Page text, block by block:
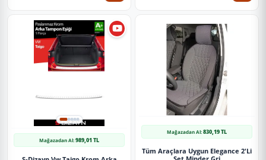
Mağazadan Al:989,01 TL
Mağazadan Al:830,19 TL
Tüm Araçlara Uygun Elegance 2'Li